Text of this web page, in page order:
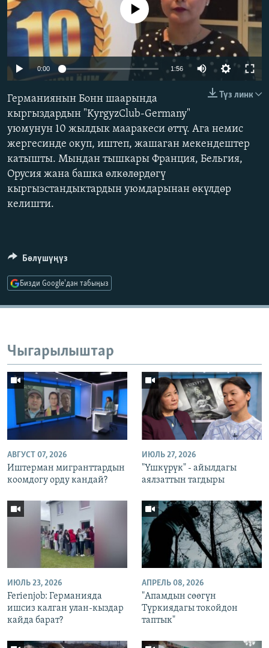
ЭЖЕ-СИҢДИЛЕР
АЗАТТЫК+
ЫҢГАЙСЫЗ СУРООЛОР
ОНЛАЙН ШЕРИНЕ
ЭЕ/АРнун бардык сайттары
No media source currently available
0:00 1:56
Түз линк
Германиянын Бонн шаарында
кыргыздардын "KyrgyzClub-Germany"
уюмунун 10 жылдык мааракеси өттү. Ага немис
жергесинде окуп, иштеп, жашаган мекендештер
катышты. Мындан тышкары Франция, Бельгия,
Орусия жана башка өлкөлөрдөгү
кыргызстандыктардын уюмдарынан өкүлдөр
келишти.
Бөлүшүңүз
Бизди Google'дан табыңыз
Чыгарылыштар
АВГУСТ 07, 2026
Иштерман мигранттардын
коомдогу орду кандай?
ИЮЛЬ 27, 2026
"Үшкүрүк" - айылдагы
аялзаттын тагдыры
ИЮЛЬ 23, 2026
Ferienjob: Германияда
ишсиз калган улан-кыздар
кайда барат?
АПРЕЛЬ 08, 2026
"Апамдын сөөгүн
Түркиядагы токойдон
таптык"